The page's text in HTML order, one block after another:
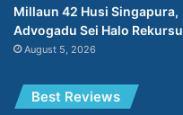
Millaun 42 Husi Singapura,
Advogadu Sei Halo Rekursu
August 5, 2026
Best Reviews